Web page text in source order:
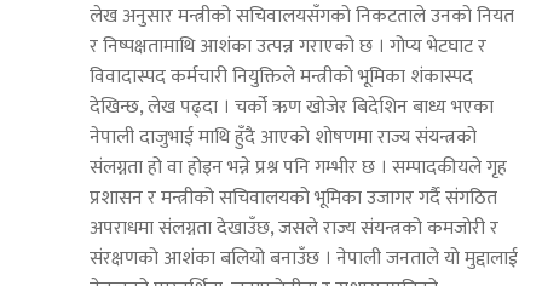
लेख अनुसार मन्त्रीको सचिवालयसँगको निकटताले उनको नियत
र निष्पक्षतामाथि आशंका उत्पन्न गराएको छ । गोप्य भेटघाट र
विवादास्पद कर्मचारी नियुक्तिले मन्त्रीको भूमिका शंकास्पद
देखिन्छ, लेख पढ्दा । चर्को ऋण खोजेर बिदेशिन बाध्य भएका
नेपाली दाजुभाई माथि हुँदै आएको शोषणमा राज्य संयन्त्रको
संलग्नता हो वा होइन भन्ने प्रश्न पनि गम्भीर छ । सम्पादकीयले गृह
प्रशासन र मन्त्रीको सचिवालयको भूमिका उजागर गर्दै संगठित
अपराधमा संलग्नता देखाउँछ, जसले राज्य संयन्त्रको कमजोरी र
संरक्षणको आशंका बलियो बनाउँछ । नेपाली जनताले यो मुद्दालाई